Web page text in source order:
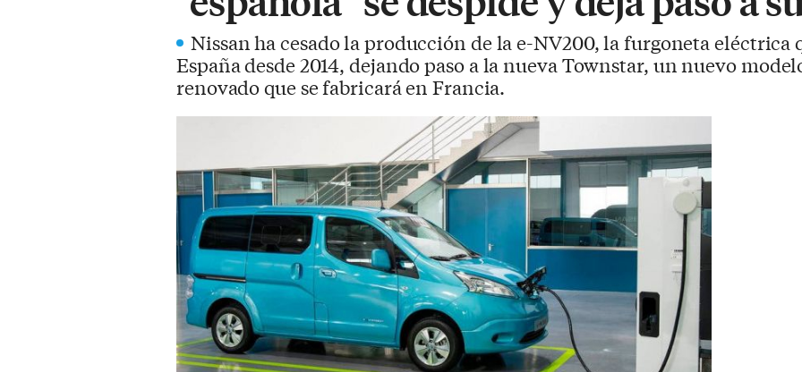
Nissan ha cesado la producción de la e-NV200, la furgoneta eléctrica
España desde 2014, dejando paso a la nueva Townstar, un nuevo
renovado que se fabricará en Francia.